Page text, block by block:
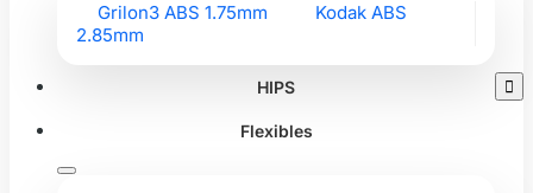
Grilon3 ABS 1.75mm
Kodak ABS
2.85mm
HIPS
Flexibles
